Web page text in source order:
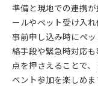
準備と現地での連携
ールやペット受け入
事前申し込み時にペ
絡手段や緊急時対応
点を押さえることで
ベント参加を楽しめま